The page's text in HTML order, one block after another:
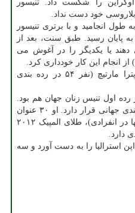
اوکراین را شکست داد. تنیسور
خود دست نداد.
ساعت و ۲۹ دقیقه به طول انجامید و با برتری تنیسور
بلاروس با نتیجه ۶ بر ۲ و ۶ بر ۳ به پایان رسید. طبق سنت، بعد از
یا یکدیگر را در آغوش می
آزارنکا در دور سوم به مصاف پترا مارتیچ (نفر ۵۴ در رده بندی
ساله پیشتر در رده اول تنیس زنان جهان هم بود.
هم اکنون وی در رتبه ۲۶ در رده بندی جهانی قرار دارد. او ۳۰ عنوان
در تورنمنت های WTA (۲۱ تای آنها در انفرادی)، طلای المپیک ۲۰۱۲
دارد.
استرالیا را به دست آورد و سه